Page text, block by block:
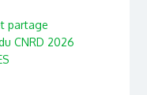
partage
CNRD 2026